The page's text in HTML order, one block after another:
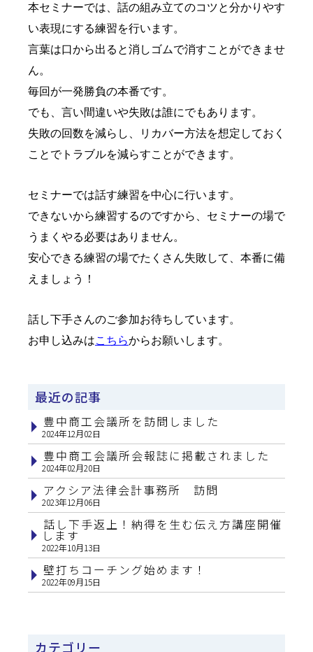
本セミナーでは、話の組み立てのコツと分かりやす
い表現にする練習を行います。
言葉は口から出ると消しゴムで消すことができませ
ん。
毎回が一発勝負の本番です。
でも、言い間違いや失敗は誰にでもあります。
失敗の回数を減らし、リカバー方法を想定しておく
ことでトラブルを減らすことができます。
セミナーでは話す練習を中心に行います。
できないから練習するのですから、セミナーの場で
うまくやる必要はありません。
安心できる練習の場でたくさん失敗して、本番に備
えましょう！
話し下手さんのご参加お待ちしています。
お申し込みはこちらからお願いします。
最近の記事
豊中商工会議所を訪問しました
2024年12月02日
豊中商工会議所会報誌に掲載されました
2024年02月20日
アクシア法律会計事務所 訪問
2023年12月06日
話し下手返上！納得を生む伝え方講座開催
します
2022年10月13日
壁打ちコーチング始めます！
2022年09月15日
カテゴリー